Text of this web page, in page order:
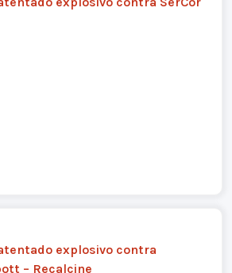
explosivo contra
– Recalcine